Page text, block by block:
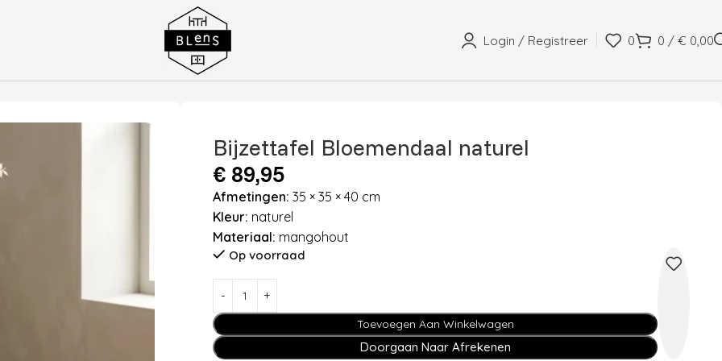
Login / Registreer 0 0 / € 0,00
Bijzettafel Bloemendaal naturel
€ 89,95
Afmetingen: 35 × 35 × 40 cm
Kleur: naturel
Materiaal: mangohout
Op voorraad
Toevoegen Aan Winkelwagen
Doorgaan Naar Afrekenen